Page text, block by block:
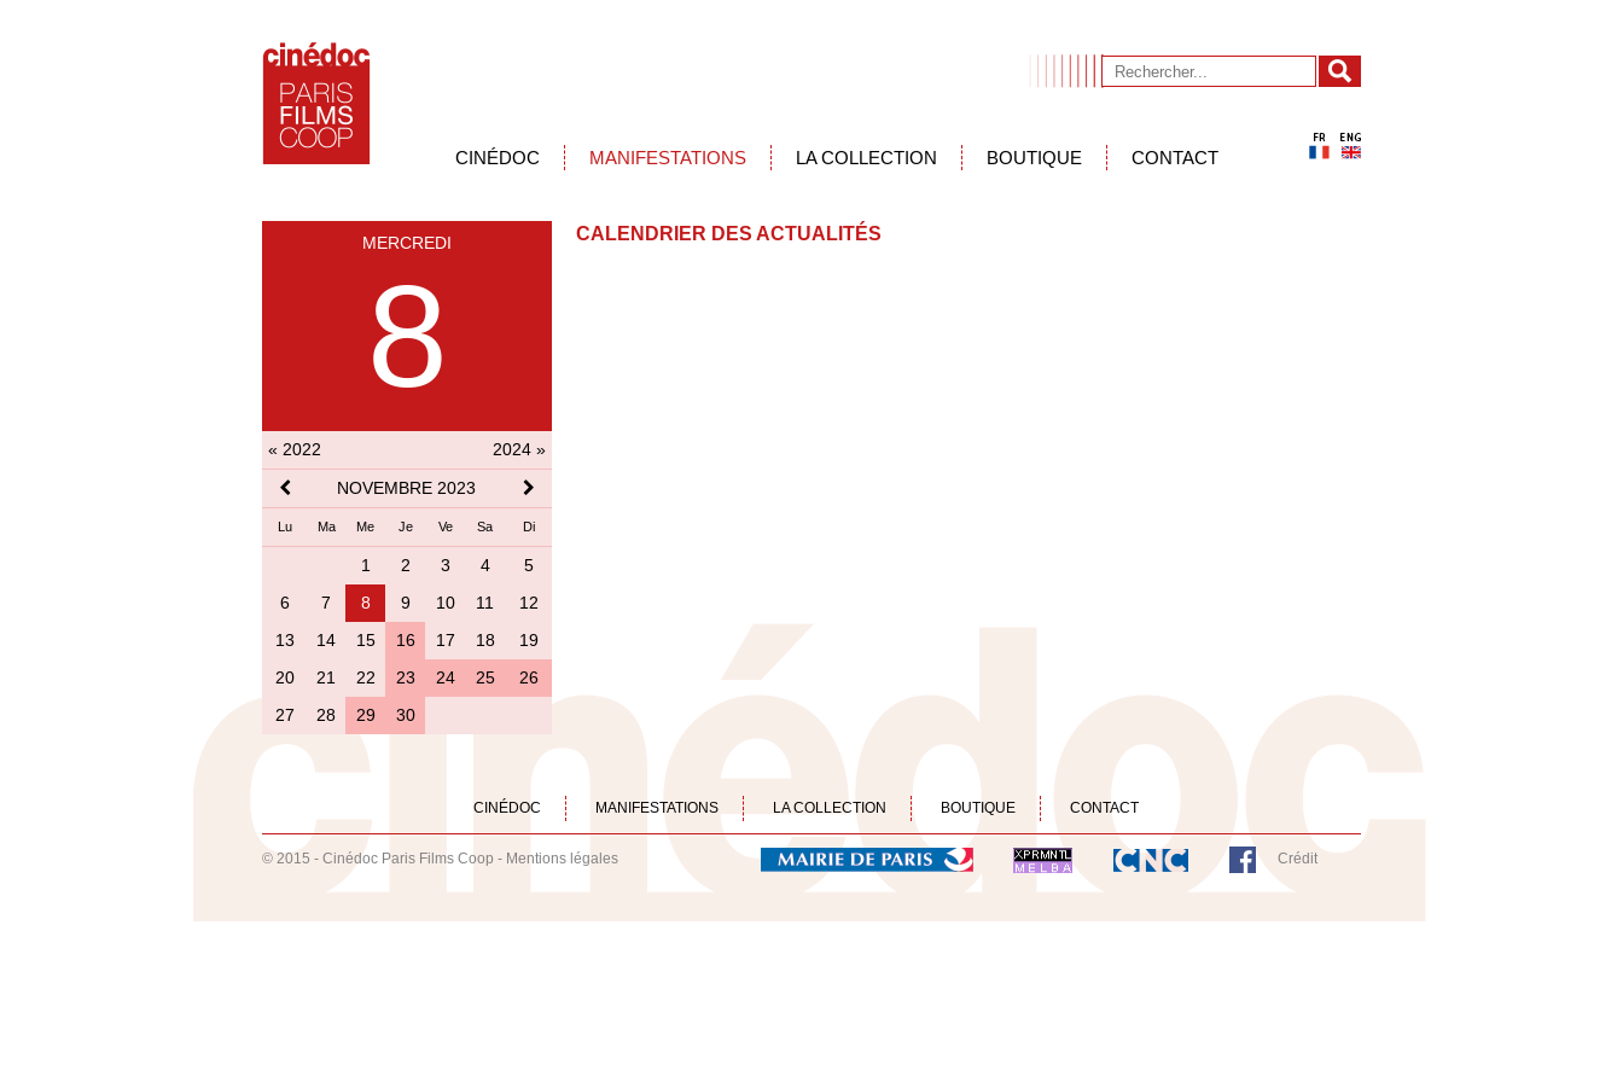
CINÉDOC MANIFESTATIONS LA COLLECTION BOUTIQUE CONTACT
MERCREDI
8
« 2022
2024 »
NOVEMBRE 2023
Lu Ma Me Je Ve Sa Di
1 2 3 4
5
6
7 8 9 10 11
12
13
14 15 16 17 18
19
20
21 22 23 24 25
26
27
28 29 30
CALENDRIER DES ACTUALITÉS
CINÉDOC MANIFESTATIONS LA COLLECTION BOUTIQUE CONTACT
© 2015 - Cinédoc Paris Films Coop - Mentions légales Crédit